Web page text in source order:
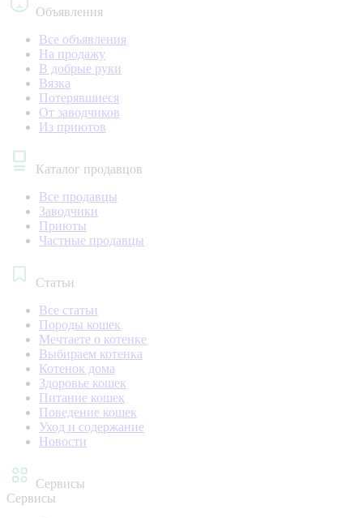
Объявления
Все объявления
На продажу
В добрые руки
Вязка
Потерявшиеся
От заводчиков
Из приютов
Каталог продавцов
Все продавцы
Заводчики
Приюты
Частные продавцы
Статьи
Все статьи
Породы кошек
Мечтаете о котенке
Выбираем котенка
Котенок дома
Здоровье кошек
Питание кошек
Поведение кошек
Уход и содержание
Новости
Сервисы
Сервисы